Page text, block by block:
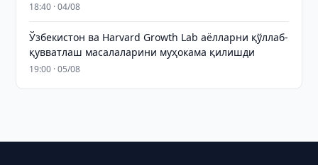
18:40 · 04/08
Ўзбекистон ва Harvard Growth Lab аёлларни қўллаб-
қувватлаш масалаларини муҳокама қилишди
19:00 · 05/08